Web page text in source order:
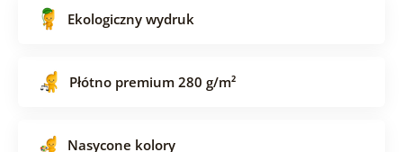
Ekologiczny wydruk
Płótno premium 280 g/m²
Nasycone kolory